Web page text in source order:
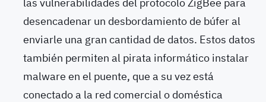
desencadenar un desbordamiento de búfer al
enviarle una gran cantidad de datos. Estos datos
también permiten al pirata informático instalar
malware en el puente, que a su vez está
conectado a la red comercial o doméstica